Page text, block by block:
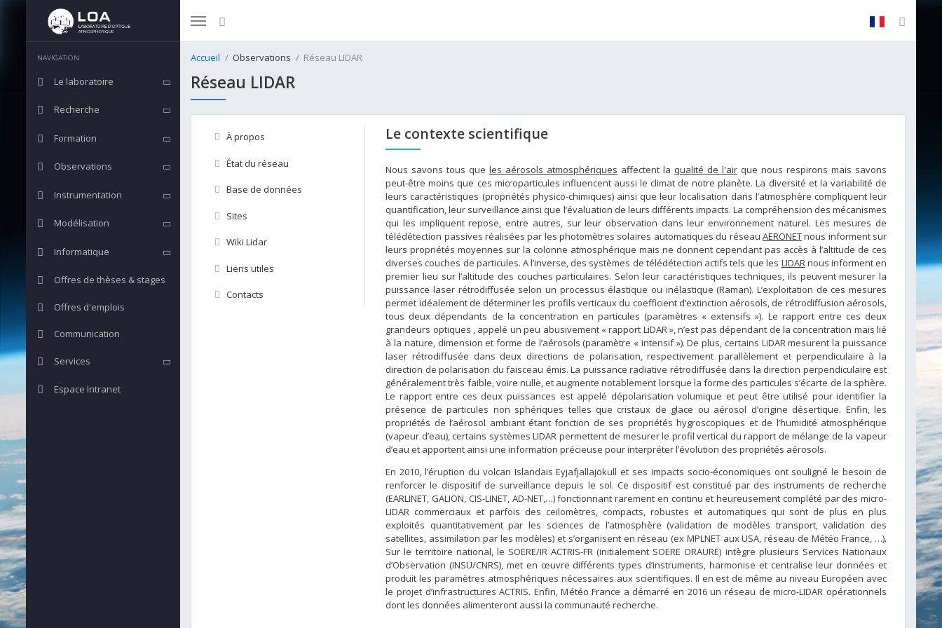
NAVIGATION
Le laboratoire
Recherche
Formation
Observations
Instrumentation
Modélisation
Informatique
Offres de thèses & stages
Offres d'emplois
Communication
Services
Espace Intranet
Accueil Observations Réseau LIDAR
Réseau LIDAR
À propos
État du réseau
Base de données
Sites
Wiki Lidar
Liens utiles
Contacts
Le contexte scientifique
Nous savons tous queles aérosols atmosphériques affectent la qualité de l'air que nous respirons mais savons
peut-être moins que ces microparticules influencent aussi le climat de notre planète. La diversité et la variabilité de
leurs caractéristiques (propriétés physico-chimiques) ainsi que leur localisation dans l’atmosphère compliquent leur
quantification, leur surveillance ainsi que l’évaluation de leurs différents impacts. La compréhension des mécanismes
qui les impliquent repose, entre autres, sur leur observation dans leur environnement naturel. Les mesures de
télédétection passives réalisées par les photomètres solaires automatiques du réseau AERONETnous informent sur
leurs propriétés moyennes sur la colonne atmosphérique mais ne donnent cependant pas accès à l’altitude de ces
diverses couches de particules. A l’inverse, des systèmes de télédétection actifs tels que les LIDARnous informent en
premier lieu sur l’altitude des couches particulaires. Selon leur caractéristiques techniques, ils peuvent mesurer la
puissance laser rétrodiffusée selon un processus élastique ou inélastique (Raman). L’exploitation de ces mesures
permet idéalement de déterminer les profils verticaux du coefficient d’extinction aérosols, de rétrodiffusion aérosols,
tous deux dépendants de la concentration en particules (paramètres « extensifs »). Le rapport entre ces deux
grandeurs optiques , appelé un peu abusivement « rapport LiDAR », n’est pas dépendant de la concentration mais lié
à la nature, dimension et forme de l’aérosols (paramètre « intensif »). De plus, certains LiDAR mesurent la puissance
laser rétrodiffusée dans deux directions de polarisation, respectivement parallèlement et perpendiculaire à la
direction de polarisation du faisceau émis. La puissance radiative rétrodiffusée dans la direction perpendiculaire est
généralement très faible, voire nulle, et augmente notablement lorsque la forme des particules s’écarte de la sphère.
Le rapport entre ces deux puissances est appelé dépolarisation volumique et peut être utilisé pour identifier la
présence de particules non sphériques telles que cristaux de glace ou aérosol d’origine désertique. Enfin, les
propriétés de l’aérosol ambiant étant fonction de ses propriétés hygroscopiques et de l’humidité atmosphérique
(vapeur d’eau), certains systèmes LIDAR permettent de mesurer le profil vertical du rapport de mélange de la vapeur
d’eau et apportent ainsi une information précieuse pour interpréter l’évolution des propriétés aérosols.
En 2010, l’éruption du volcan Islandais Eyjafjallajökull et ses impacts socio-économiques ont souligné le besoin de
renforcer le dispositif de surveillance depuis le sol. Ce dispositif est constitué par des instruments de recherche
(EARLINET, GALION, CIS-LINET, AD-NET,…) fonctionnant rarement en continu et heureusement complété par des micro-
LIDAR commerciaux et parfois des ceilomètres, compacts, robustes et automatiques qui sont de plus en plus
exploités quantitativement par les sciences de l’atmosphère (validation de modèles transport, validation des
satellites, assimilation par les modèles) et s’organisent en réseau (ex MPLNET aux USA, réseau de Météo France, …).
Sur le territoire national, le SOERE/IR ACTRIS-FR (initialement SOERE ORAURE) intègre plusieurs Services Nationaux
d’Observation (INSU/CNRS), met en œuvre différents types d’instruments, harmonise et centralise leur données et
produit les paramètres atmosphériques nécessaires aux scientifiques. Il en est de même au niveau Européen avec
le projet d’infrastructures ACTRIS. Enfin, Météo France a démarré en 2016 un réseau de micro-LIDAR opérationnels
dont les données alimenteront aussi la communauté recherche.